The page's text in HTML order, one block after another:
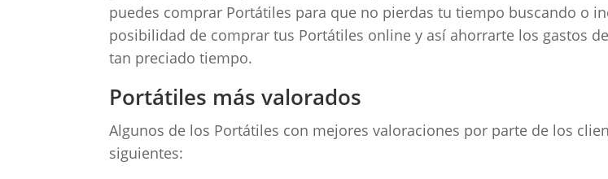
puedes comprar Portátiles para que no pierdas tu tiempo buscando o
posibilidad de comprar tus Portátiles online y así ahorrarte los gastos
tan preciado tiempo.
Portátiles más valorados
Algunos de los Portátiles con mejores valoraciones por parte de los
siguientes: